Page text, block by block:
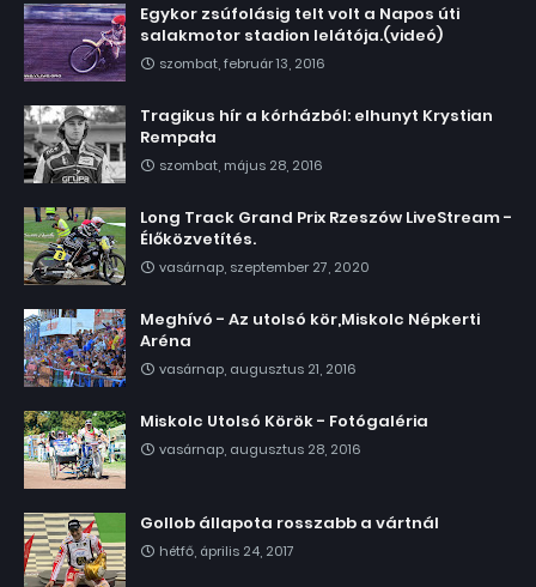
Egykor zsúfolásig telt volt a Napos úti
salakmotor stadion lelátója.(videó)
szombat, február 13, 2016
Tragikus hír a kórházból: elhunyt Krystian
Rempała
szombat, május 28, 2016
Long Track Grand Prix Rzeszów LiveStream -
Élőközvetítés.
vasárnap, szeptember 27, 2020
Meghívó - Az utolsó kör,Miskolc Népkerti
Aréna
vasárnap, augusztus 21, 2016
Miskolc Utolsó Körök - Fotógaléria
vasárnap, augusztus 28, 2016
Gollob állapota rosszabb a vártnál
hétfő, április 24, 2017